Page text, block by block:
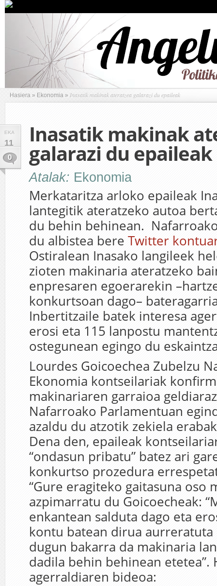
Hasiera » Ekonomia » Inasatik makinak ateratzea galarazi du epaileak
EKA
11
0
Inasatik makinak
galarazi du epaileak
Atalak: Ekonomia
Merkataritza arloko epaileak
lantegitik ateratzeko autoa
du behin behinean.
du albistea bere Twitter
Ostiralean Inasako langileek
zioten makinaria ateratzeko
enpresaren egoerarekin
konkurtsoan dago–
Inbertitzaile batek interesa
erosi eta 115 lanpostu
ostegunean egingo du
Lourdes Goicoechea Zubelzu
Ekonomia kontseilariak
makinariaren garraioa
Nafarroako Parlamentuan
azaldu du atzotik zekiela
Dena den, epaileak
“ondasun pribatu” batez ari
konkurtso prozedura
“Gure eragiteko gaitasuna oso
azpimarratu du Goicoecheak:
enkantean salduta dago eta
kontu batean dirua aurreratuta
dugun bakarra da makinaria
dadila behin behinean etetea”.
agerraldiaren bideoa: